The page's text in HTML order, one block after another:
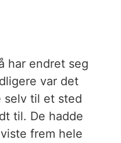
har endret seg
var det
selv til et sted
til. De hadde
frem hele